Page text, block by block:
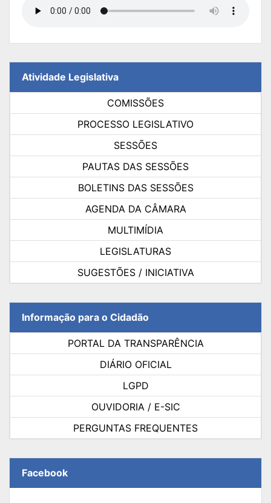
Atividade Legislativa
COMISSÕES
PROCESSO LEGISLATIVO
SESSÕES
PAUTAS DAS SESSÕES
BOLETINS DAS SESSÕES
AGENDA DA CÂMARA
MULTIMÍDIA
LEGISLATURAS
SUGESTÕES / INICIATIVA
Informação para o Cidadão
PORTAL DA TRANSPARÊNCIA
DIÁRIO OFICIAL
LGPD
OUVIDORIA / E-SIC
PERGUNTAS FREQUENTES
Facebook